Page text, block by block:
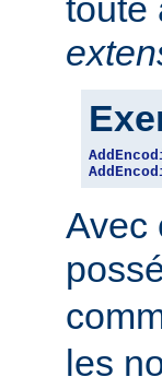
toute
Avec
les